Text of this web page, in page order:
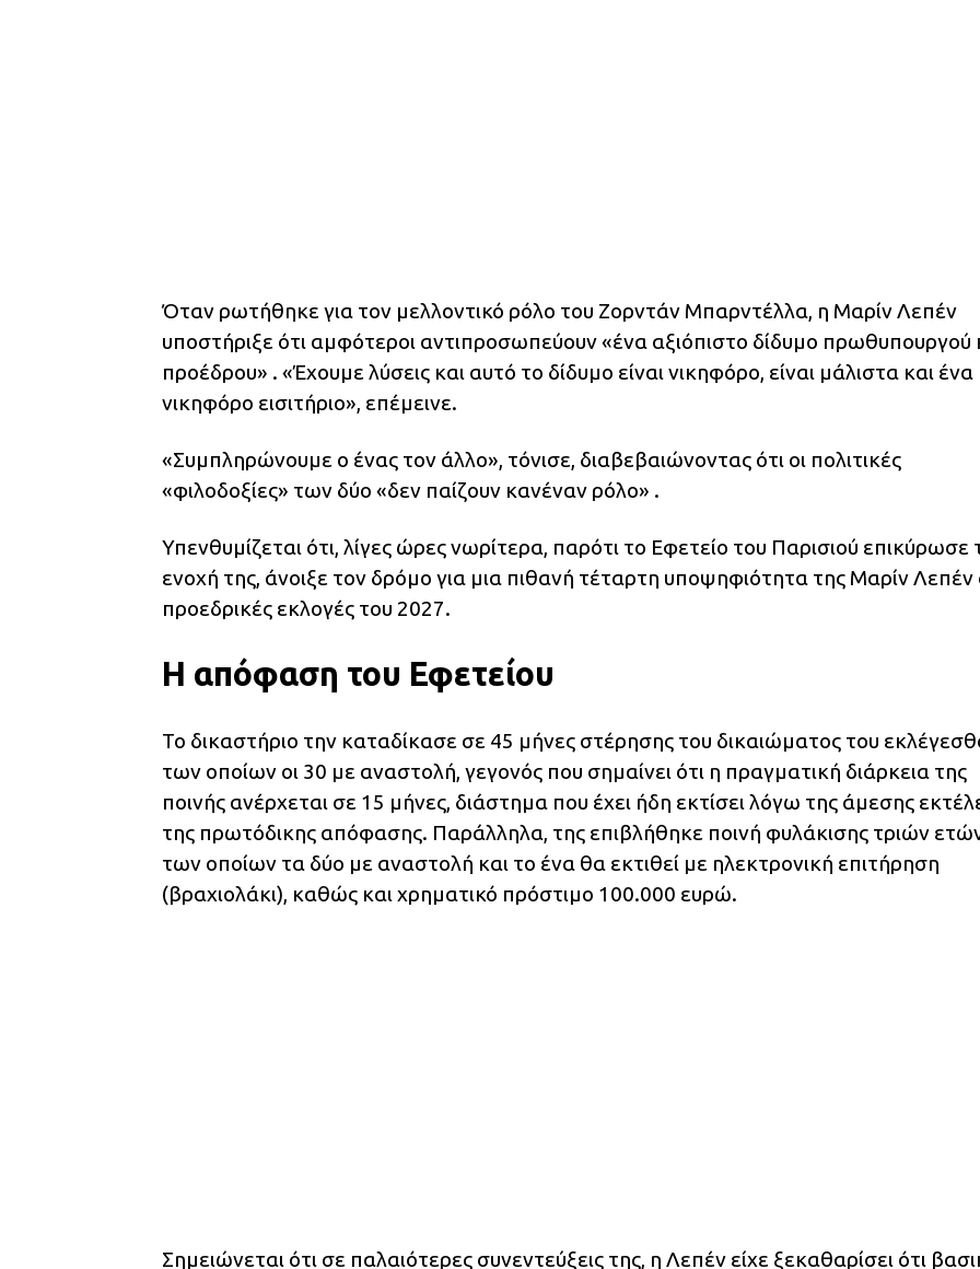
Όταν ρωτήθηκε για τον μελλοντικό ρόλο του Ζορντάν Μπαρντέλλα, η Μαρίν Λεπέν
υποστήριξε ότι αμφότεροι αντιπροσωπεύουν «ένα αξιόπιστο δίδυμο πρωθυπουργού
προέδρου» . «Έχουμε λύσεις και αυτό το δίδυμο είναι νικηφόρο, είναι μάλιστα και ένα
νικηφόρο εισιτήριο», επέμεινε.
«Συμπληρώνουμε ο ένας τον άλλο», τόνισε, διαβεβαιώνοντας ότι οι πολιτικές
«φιλοδοξίες» των δύο «δεν παίζουν κανέναν ρόλο» .
Υπενθυμίζεται ότι, λίγες ώρες νωρίτερα, παρότι το Εφετείο του Παρισιού επικύρωσε
ενοχή της, άνοιξε τον δρόμο για μια πιθανή τέταρτη υποψηφιότητα της Μαρίν Λεπέν
προεδρικές εκλογές του 2027.
Η απόφαση του Εφετείου
Το δικαστήριο την καταδίκασε σε 45 μήνες στέρησης του δικαιώματος του
των οποίων οι 30 με αναστολή, γεγονός που σημαίνει ότι η πραγματική διάρκεια της
ποινής ανέρχεται σε 15 μήνες, διάστημα που έχει ήδη εκτίσει λόγω της άμεσης
της πρωτόδικης απόφασης. Παράλληλα, της επιβλήθηκε ποινή φυλάκισης τριών
των οποίων τα δύο με αναστολή και το ένα θα εκτιθεί με ηλεκτρονική επιτήρηση
(βραχιολάκι), καθώς και χρηματικό πρόστιμο 100.000 ευρώ.
Σημειώνεται ότι σε παλαιότερες συνεντεύξεις της, η Λεπέν είχε ξεκαθαρίσει ότι